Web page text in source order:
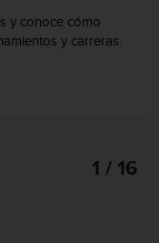
y conoce cómo
y carreras.
1 / 16